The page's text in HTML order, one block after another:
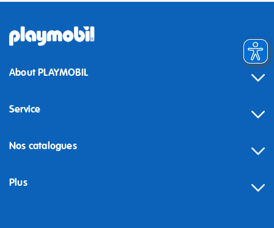
About PLAYMOBIL
Service
Nos catalogues
Plus